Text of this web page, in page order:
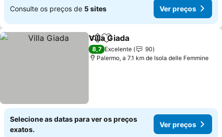
Consulte os preços de 5 sites Ver preços
PartilharAdicionar aos favoritos
Villa Giada
8,7 Excelente
90
Palermo, a 7.1 km de Isola delle Femmine
Selecione as datas para ver os preços
exatos.
Ver preços